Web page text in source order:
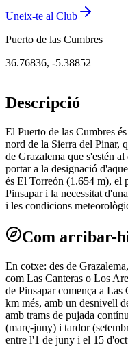
Uneix-te al Club
Puerto de las Cumbres
36.76836, -5.38852
Descripció
El Puerto de las Cumbres
nord de la Sierra del Pinar,
de Grazalema que s'estén
portar a la designació
és El Torreón (1.654 m), el
Pinsapar i la necessitat
i les condicions
Com arribar-
En cotxe: des de
com Las Canteras o Los
de Pinsapar comença a
km més, amb un desnivell
amb trams de pujada
(març-juny) i tardor
entre l'1 de juny i el 15